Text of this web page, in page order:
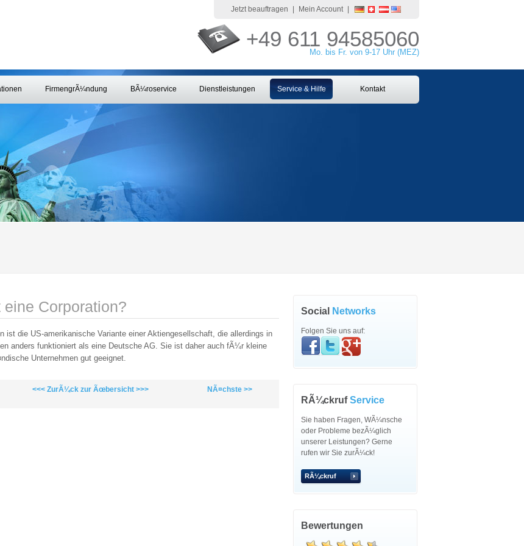
+49 611 94585060
Mo. bis Fr. von 9-17 Uhr (MEZ)
Jetzt beauftragen Mein Account
FirmengrÃ¼ndung BÃ¼roservice Dienstleistungen Service & Hilfe Kontakt
eine Corporation?
ist die US-amerikanische Variante einer Aktiengesellschaft, die allerdings in
anders funktioniert als eine Deutsche AG. Sie ist daher auch fÃ¼r kleine
Unternehmen gut geeignet.
<<< ZurÃ¼ck zur Ãœbersicht >>> NÃ¤chste >>
Social Networks
Folgen Sie uns auf:
RÃ¼ckrufService
Sie haben Fragen, WÃ¼nsche
oder Probleme bezÃ¼glich
unserer Leistungen? Gerne
rufen wir Sie zurÃ¼ck!
RÃ¼ckruf
Bewertungen